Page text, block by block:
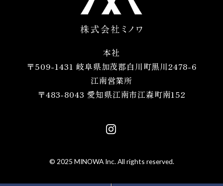
本社
〒509-1431 岐阜県加茂郡白川町黒川2478-6
江南営業所
〒483-8043 愛知県江南市江森町南152
© 2025 MINOWA Inc. All rights reserved.